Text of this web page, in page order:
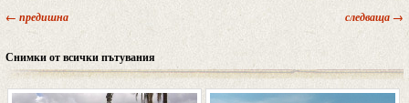
← предишна следваща →
Снимки от всички пътувания